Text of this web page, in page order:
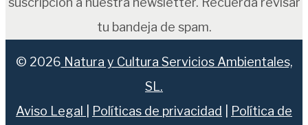
tu bandeja de spam.
© 2026 Natura y Cultura Servicios Ambientales,
SL.
Aviso Legal
Políticas de privacidad
Política de